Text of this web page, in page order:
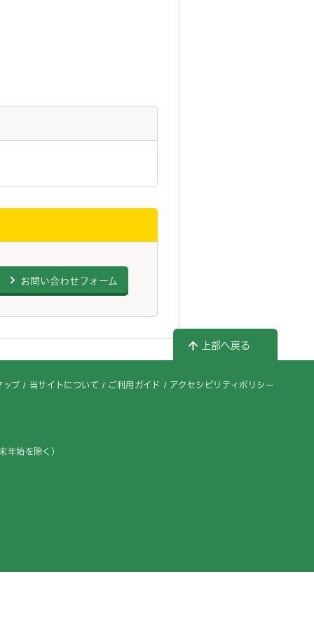
お問い合わせフォーム
上部へ戻る
ップ 当サイトについて ご利用ガイド アクセシビリティポリシー
年始を除く）